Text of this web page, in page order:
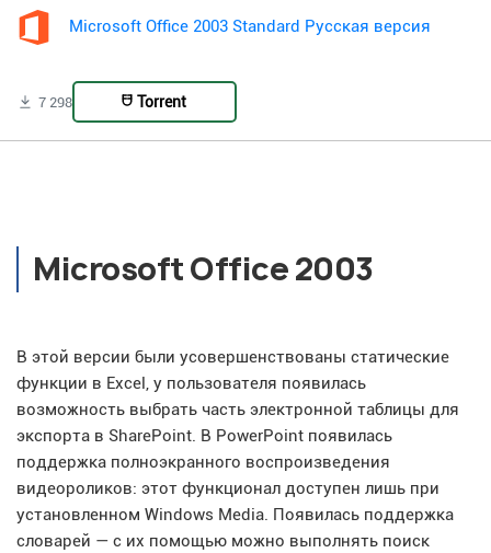
Microsoft Office 2003 Standard Русская версия
7 298 Torrent
Microsoft Office 2003
В этой версии были усовершенствованы статические
функции в Excel, у пользователя появилась
возможность выбрать часть электронной таблицы для
экспорта в SharePoint. В PowerPoint появилась
поддержка полноэкранного воспроизведения
видеороликов: этот функционал доступен лишь при
установленном Windows Media. Появилась поддержка
словарей — с их помощью можно выполнять поиск